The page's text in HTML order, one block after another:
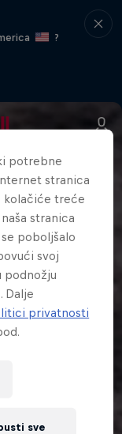
?
potrebne
stranica
kolačiće treće
stranica
poboljšalo
svoj
podnožju
Dalje
privatnosti
sve